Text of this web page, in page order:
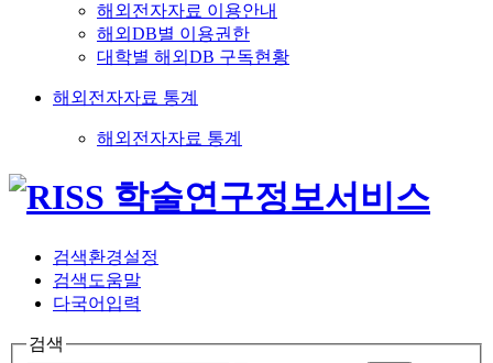
해외전자자료 이용안내
해외DB별 이용권한
대학별 해외DB 구독현황
해외전자자료 통계
해외전자자료 통계
검색환경설정
검색도움말
다국어입력
검색